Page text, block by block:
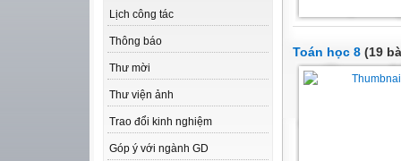
Lịch công tác
Thông báo
Thư mời
Thư viện ảnh
Trao đổi kinh nghiệm
Góp ý với ngành GD
Toán học 8 (19